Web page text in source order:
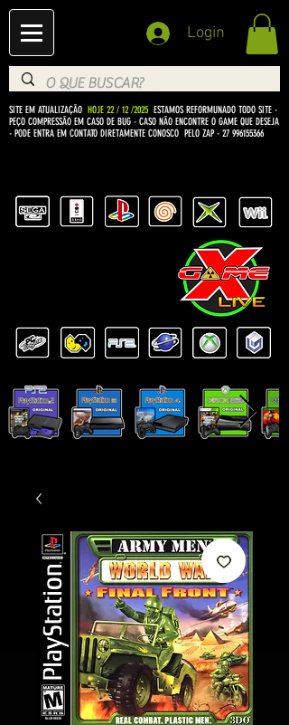
Login
SITE EM ATUALIZAÇÃO HOJE 22 / 12 /2025 ESTAMOS REFORMUNADO TODO SITE -
PEÇO COMPRESSÃO EM CASO DE BUG - CASO NÃO ENCONTRE O GAME QUE DESEJA
- PODE ENTRA EM CONTATO DIRETAMENTE CONOSCO PELO ZAP - 27 996155366